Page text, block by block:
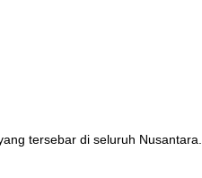
tersebar di seluruh Nusantara.